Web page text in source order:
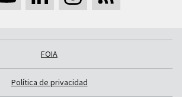
FOIA
Política de privacidad